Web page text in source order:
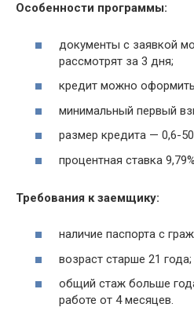
Особенности программы:
документы с заявкой
рассмотрят за 3 дня;
кредит можно
минимальный первый
размер кредита — 0,6-
процентная ставка
Требования к заемщику:
наличие паспорта с
возраст старше 21 года;
общий стаж больше
работе от 4 месяцев.